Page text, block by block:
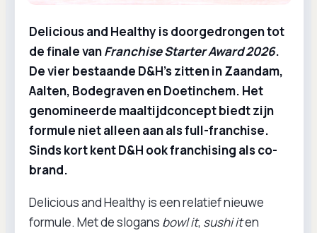
Delicious and Healthy is doorgedrongen tot
de finale vanFranchise Starter Award 2026.
De vier bestaande D&H’s zitten in Zaandam,
Aalten, Bodegraven en Doetinchem. Het
genomineerde maaltijdconcept biedt zijn
formule niet alleen aan als full-franchise.
Sinds kort kent D&H ook franchising als co-
brand.
Delicious and Healthy is een relatief nieuwe
formule. Met de slogans bowl it, sushi iten